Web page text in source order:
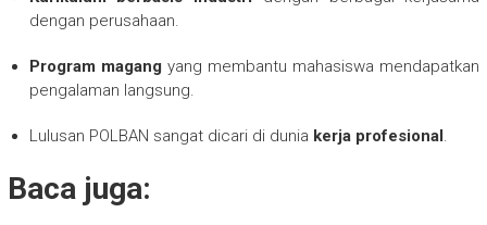
dengan perusahaan.
Program magang yang membantu mahasiswa mendapatkan
pengalaman langsung.
Lulusan POLBAN sangat dicari di dunia kerja profesional.
Baca juga: